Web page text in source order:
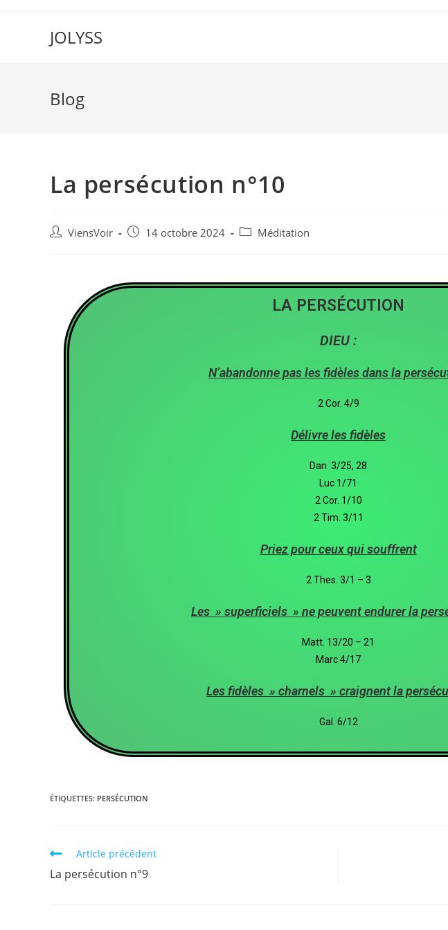
JOLYSS
Blog
La persécution n°10
ViensVoir 14 octobre 2024 Méditation
LA PERSÉCUTION
DIEU :
N’abandonne pas les fidèles dans la
2 Cor. 4/9
Délivre les fidèles
Dan. 3/25, 28
Luc 1/71
2 Cor. 1/10
2 Tim. 3/11
Priez pour ceux qui souffrent
2 Thes. 3/1 – 3
Les » superficiels » ne peuvent endurer la
Matt. 13/20 – 21
Marc 4/17
Les fidèles » charnels » craignent la
Gal. 6/12
ÉTIQUETTES: PERSÉCUTION
Article précédent
La persécution n°9